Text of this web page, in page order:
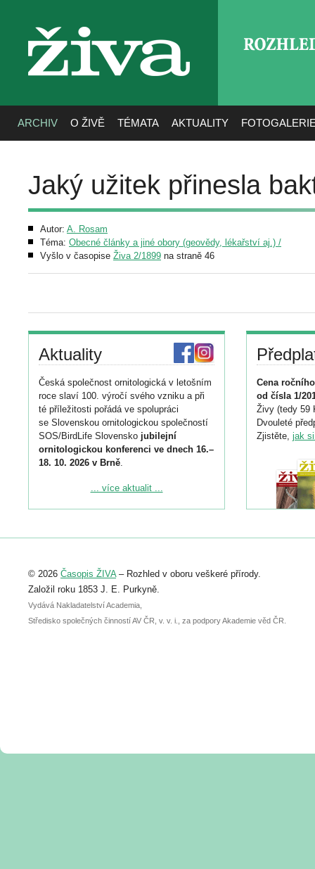
živa
ARCHIV O ŽIVĚ TÉMATA AKTUALITY
Jaký užitek přinesla
Autor: A. Rosam
Téma: Obecné články a jiné obory (geovědy, lékařství aj.) /
Vyšlo v časopise Živa 2/1899 na straně 46
Aktuality
Česká společnost ornitologická v letošním
roce slaví 100. výročí svého vzniku a při
té příležitosti pořádá ve spolupráci
se Slovenskou ornitologickou společností
SOS/BirdLife Slovensko jubilejní
ornitologickou konferenci ve dnech 16.–
18. 10. 2026 v Brně.
Podrobnější informace ke konferenci
Registrovat se můžete do 6. září.
abstraktu přihlášené přednášky nebo
posteru je už 30. června.
... více aktualit ...
Cena
od čísla 1/
Živy (tedy 59
Dvouleté
Zjistěte, jak
© 2026 Časopis ŽIVA– Rozhled v oboru veškeré přírody.
Založil roku 1853 J. E. Purkyně.
Vydává Nakladatelství Academia,
Středisko společných činností AV ČR, v. v. i., za podpory Akademie věd ČR.